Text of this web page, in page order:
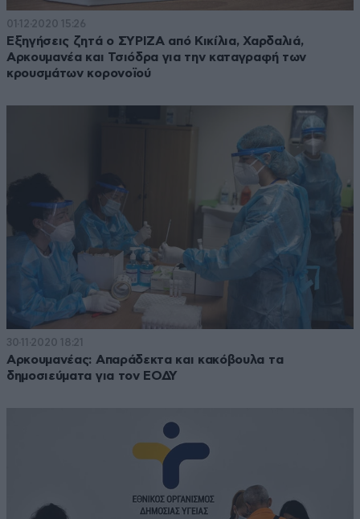
01·12·2020 15:26
Εξηγήσεις ζητά ο ΣΥΡΙΖΑ από Κικίλια, Χαρδαλιά,
Αρκουμανέα και Τσιόδρα για την καταγραφή των
κρουσμάτων κορονοϊού
30·11·2020 18:21
Αρκουμανέας: Απαράδεκτα και κακόβουλα τα
δημοσιεύματα για τον ΕΟΔΥ